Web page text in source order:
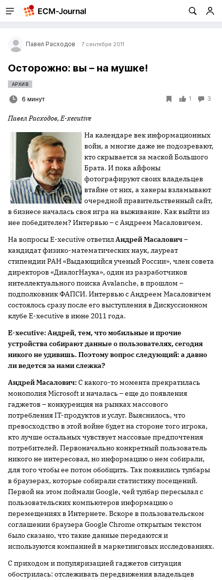
Павел Расходов 7 сентября 2011
Осторожно: вы – на мушке!
АРХИВ
6 минут 1 3
Павел Расходов, E-xecutive
На календаре век информационных
войн, а многие даже не подозревают,
кто скрывается за маской Большого
Брата. И пока айфоны
фотографируют своих владельцев
втайне от них, а хакеры взламывают
очередной правительственный сайт,
в бизнесе началась своя игра на выживание. Как выйти из
нее победителем? Интервью – с Андреем Масаловичем.
На вопросы E-xecutive ответилАндрей Масалович–
кандидат физико-математических наук, лауреат
стипендии РАН «Выдающийся ученый России», член совета
директоров «ДиалогНаука», один из разработчиков
интеллектуального поиска Avalanche, в прошлом –
подполковник ФАПСИ. Интервью с Андреем Масаловичем
состоялось сразу после его выступления в Дискуссионном
клубе E-xecutive в июне 2011 года.
E-xecutive:Андрей, тем, что мобильные и прочие
устройства собирают данные о пользователях, сегодня
никого не удивишь. Поэтому вопрос следующий: а давно
ли ведется за нами слежка?
Андрей Масалович:С какого-то момента прекратилась
монополия Microsoft и началась – еще до появления
гаджетов – конкуренция на рынках массового
потребления IT-продуктов и услуг. Выяснилось, что
превосходство в этой войне будет на стороне того игрока,
кто лучше остальных чувствует массовые предпочтения
потребителей. Первоначально конкретный пользователь
никого не интересовал, но информацию о нем собирали,
для того чтобы ее потом обобщить. Так появились тулбары
в браузерах, которые собирали статистику посещений.
Первой на этом поймали Google, чей тулбар пересылал с
пользовательских компьютеров информацию о
перемещениях в Интернете. Вскоре в пользовательском
соглашении браузера Google Chrome открытым текстом
было сказано, что такие данные передаются и
используются компанией в маркетинговых исследованиях.
С приходом и популяризацией гаджетов ситуация
обострилась: отслеживать передвижения владельцев